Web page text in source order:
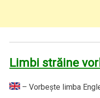
Limbi străine
– Vorbeşte limba